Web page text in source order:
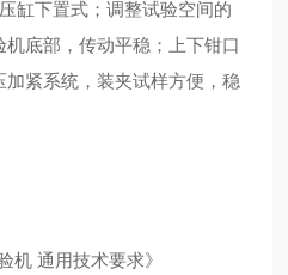
下置式；调整试验空间的
底部，传动平稳；上下钳口
紧系统，装夹试样方便，稳
通用技术要求》